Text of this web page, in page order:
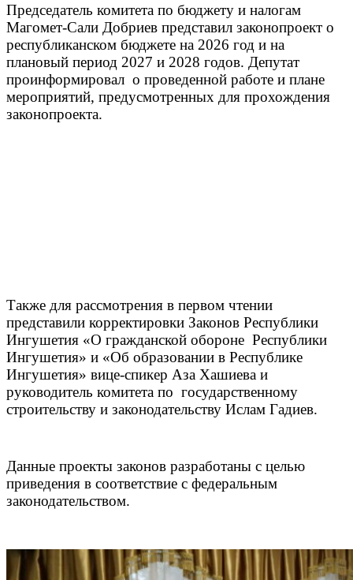
Председатель комитета по бюджету и налогам
Магомет-Сали Добриев представил законопроект о
республиканском бюджете на 2026 год и на
плановый период 2027 и 2028 годов. Депутат
проинформировал о проведенной работе и плане
мероприятий, предусмотренных для прохождения
законопроекта.
Также для рассмотрения в первом чтении
представили корректировки Законов Республики
Ингушетия «О гражданской обороне Республики
Ингушетия» и «Об образовании в Республике
Ингушетия» вице-спикер Аза Хашиева и
руководитель комитета по государственному
строительству и законодательству Ислам Гадиев.
Данные проекты законов разработаны с целью
приведения в соответствие с федеральным
законодательством.